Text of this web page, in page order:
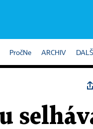
PročNe ARCHIV DALŠÍ